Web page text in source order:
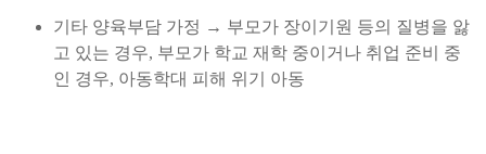
기타 양육부담 가정 → 부모가 장이기원 등의 질병을 앓
고 있는 경우, 부모가 학교 재학 중이거나 취업 준비 중
인 경우, 아동학대 피해 위기 아동